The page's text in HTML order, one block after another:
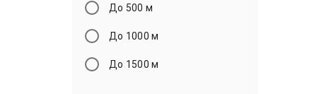
До 500 м
До 1000 м
До 1500 м